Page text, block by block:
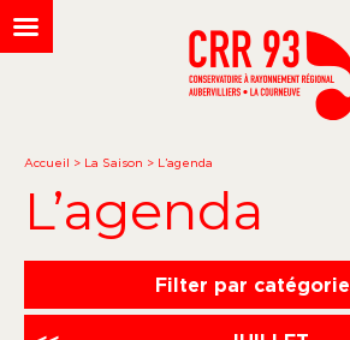
Accueil > La Saison > L’agenda
L’agenda
Filter par catégorie